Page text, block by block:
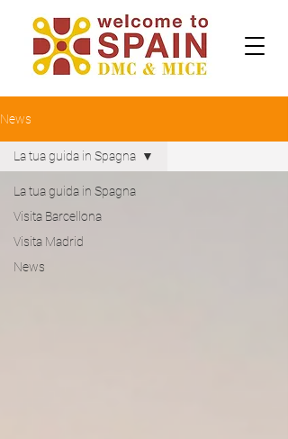
News
La tua guida in Spagna
Visita Barcellona
Visita Madrid
News
La tua guida in Spagna